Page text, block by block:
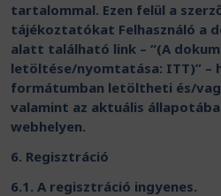
tartalommal. Ezen felül a
tájékoztatókat Felhasználó a
alatt található link – “(A
letöltése/nyomtatása: ITT)” –
formátumban letöltheti és/
valamint az aktuális
webhelyen.
6. Regisztráció
6.1. A regisztráció ingyenes.